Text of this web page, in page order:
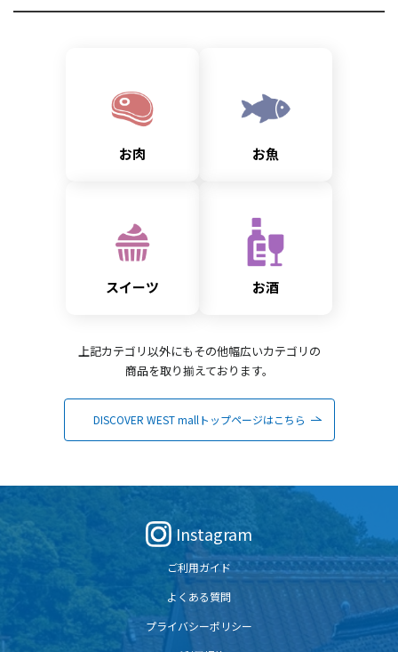
お肉 お魚
スイーツ お酒
上記カテゴリ以外にもその他幅広いカテゴリの
商品を取り揃えております。
DISCOVER WEST mallトップページはこちら
Instagram
ご利用ガイド
よくある質問
プライバシーポリシー